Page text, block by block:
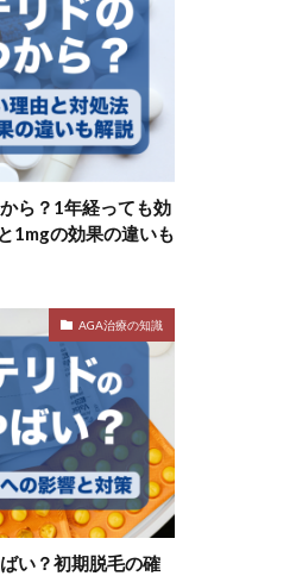
ら？1年経っても効
1mgの効果の違いも
AGA治療の知識
い？初期脱毛の確